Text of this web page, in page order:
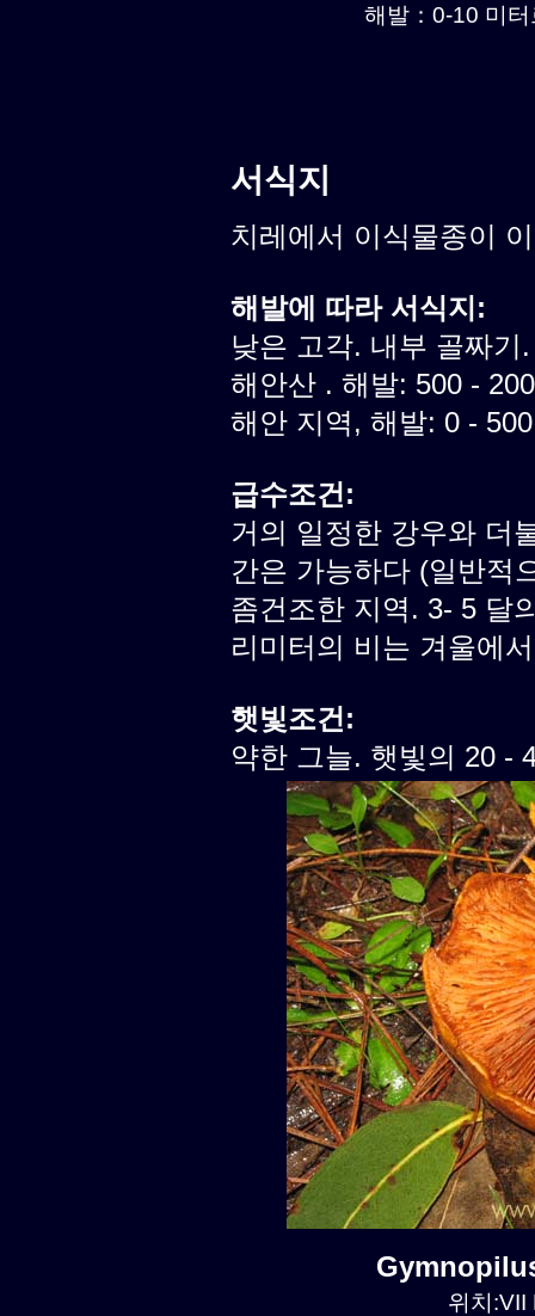
해발：0-10 미
서식지
치레에서 이식물종이
해발에 따라 서식지:
낮은 고각. 내부 골짜기.
해안산 . 해발: 500 -
해안 지역, 해발: 0 -
급수조건:
거의 일정한 강우와 더
간은 가능하다 (일반적
좀건조한 지역. 3- 5 달
리미터의 비는 겨울에
햇빛조건:
약한 그늘. 햇빛의 20 -
위치:VII